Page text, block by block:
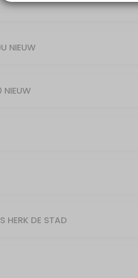
NIEUW
NIEUW
HERK DE STAD